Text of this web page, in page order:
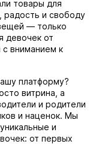
товары для
радость и свободу
— только
девочек от
с вниманием к
платформу?
витрина, а
и родители
и наценок. Мы
и
от первых